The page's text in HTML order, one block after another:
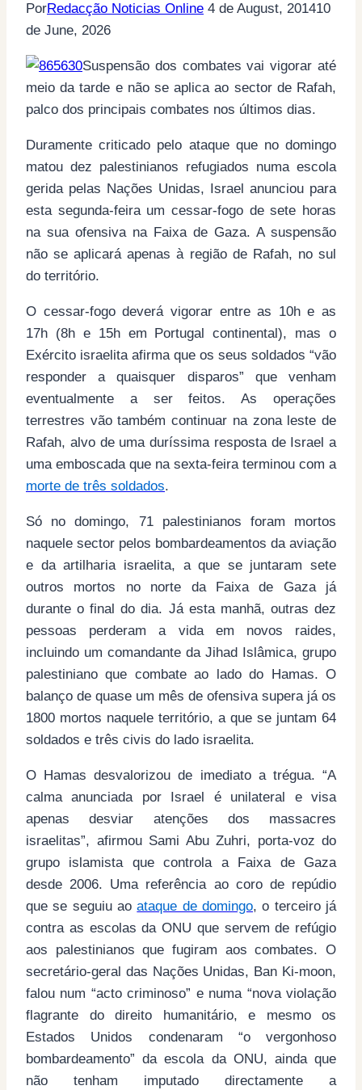
PorRedacção Noticias Online 4 de August, 201410
de June, 2026
Suspensão dos combates vai vigorar até
meio da tarde e não se aplica ao sector de Rafah,
palco dos principais combates nos últimos dias.
Duramente criticado pelo ataque que no domingo
matou dez palestinianos refugiados numa escola
gerida pelas Nações Unidas, Israel anunciou para
esta segunda-feira um cessar-fogo de sete horas
na sua ofensiva na Faixa de Gaza. A suspensão
não se aplicará apenas à região de Rafah, no sul
do território.
O cessar-fogo deverá vigorar entre as 10h e as
17h (8h e 15h em Portugal continental), mas o
Exército israelita afirma que os seus soldados “vão
responder a quaisquer disparos” que venham
eventualmente a ser feitos. As operações
terrestres vão também continuar na zona leste de
Rafah, alvo de uma duríssima resposta de Israel a
uma emboscada que na sexta-feira terminou com a
morte de três soldados.
Só no domingo, 71 palestinianos foram mortos
naquele sector pelos bombardeamentos da aviação
e da artilharia israelita, a que se juntaram sete
outros mortos no norte da Faixa de Gaza já
durante o final do dia. Já esta manhã, outras dez
pessoas perderam a vida em novos raides,
incluindo um comandante da Jihad Islâmica, grupo
palestiniano que combate ao lado do Hamas. O
balanço de quase um mês de ofensiva supera já os
1800 mortos naquele território, a que se juntam 64
soldados e três civis do lado israelita.
O Hamas desvalorizou de imediato a trégua. “A
calma anunciada por Israel é unilateral e visa
apenas desviar atenções dos massacres
israelitas”, afirmou Sami Abu Zuhri, porta-voz do
grupo islamista que controla a Faixa de Gaza
desde 2006. Uma referência ao coro de repúdio
que se seguiu aoataque de domingo, o terceiro já
contra as escolas da ONU que servem de refúgio
aos palestinianos que fugiram aos combates. O
secretário-geral das Nações Unidas, Ban Ki-moon,
falou num “acto criminoso” e numa “nova violação
flagrante do direito humanitário, e mesmo os
Estados Unidos condenaram “o vergonhoso
bombardeamento” da escola da ONU, ainda que
não tenham imputado directamente a